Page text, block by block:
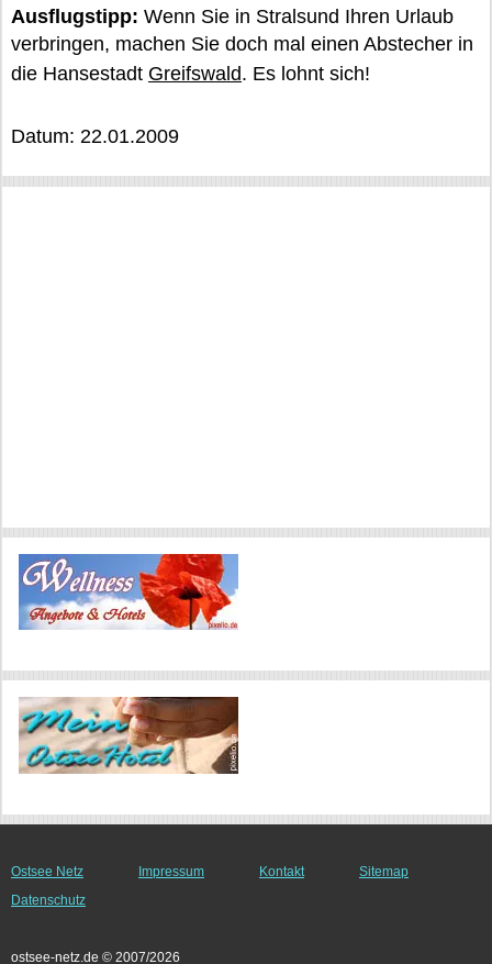
Ausflugstipp: Wenn Sie in Stralsund Ihren Urlaub
verbringen, machen Sie doch mal einen Abstecher in
die Hansestadt Greifswald. Es lohnt sich!
Datum: 22.01.2009
Ostsee Netz Impressum Kontakt
Sitemap
Datenschutz
ostsee-netz.de © 2007/2026